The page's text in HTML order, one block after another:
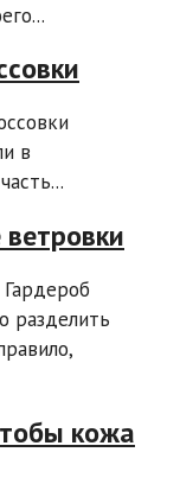
в
разделить
кожа